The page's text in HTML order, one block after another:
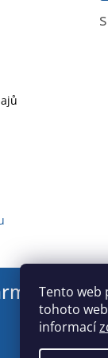
Tento web
tohoto
informací